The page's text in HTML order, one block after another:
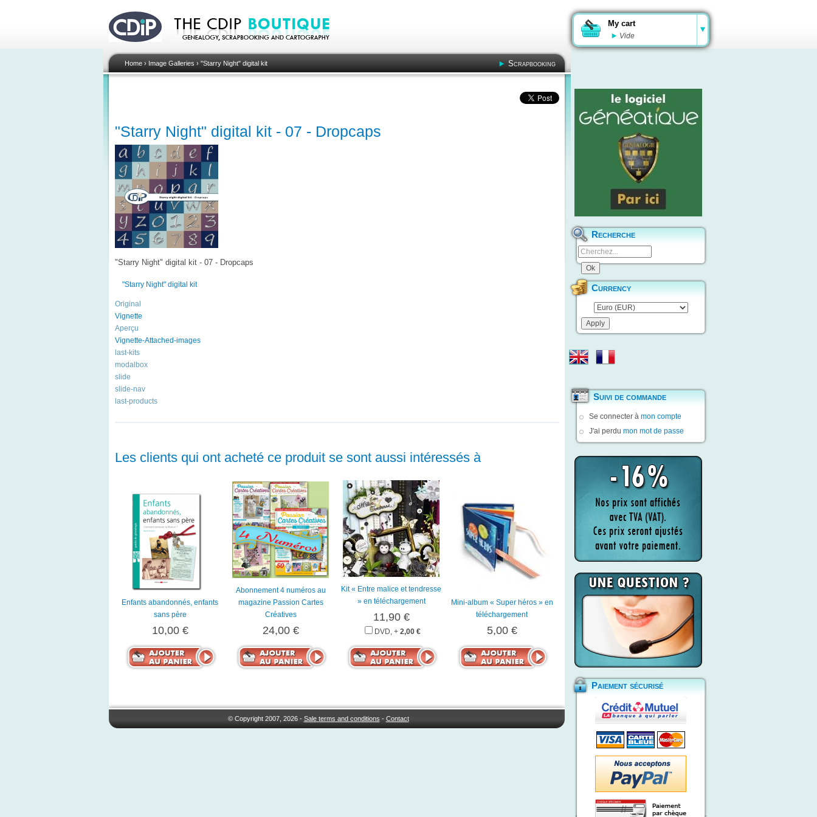
My cart
Vide
Home› Image Galleries › "Starry Night" digital kit Scrapbooking
"Starry Night" digital kit - 07 - Dropcaps
"Starry Night" digital kit - 07 - Dropcaps
"Starry Night" digital kit
Original
Vignette
Aperçu
Vignette-Attached-images
last-kits
modalbox
slide
slide-nav
last-products
Les clients qui ont acheté ce produit se sont aussi intéressés à
Enfants abandonnés, enfants
sans père
10,00 €
Abonnement 4 numéros au
magazine Passion Cartes
Créatives
24,00 €
Kit « Entre malice et tendresse
» en téléchargement
11,90 €
DVD, + 2,00 €
Mini-album « Super héros » en
téléchargement
5,00 €
© Copyright 2007, 2026 - Sale terms and conditions - Contact
Recherche
Currency
Suivi de commande
Se connecter à mon compte
J'ai perdu mon mot de passe
Paiement sécurisé